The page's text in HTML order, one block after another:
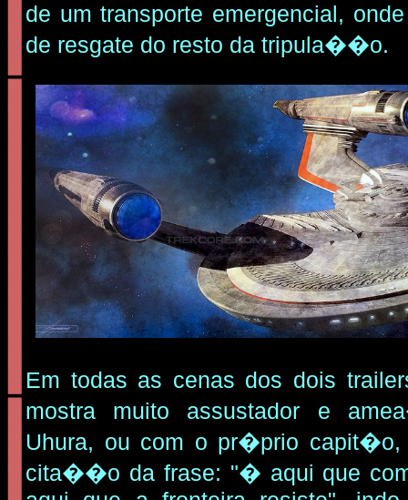
de um transporte emergencial,
de resgate do resto da tripula��o.
Em todas as cenas dos dois
mostra muito assustador e
Uhura, ou com o pr�prio capit�o,
cita��o da frase: "� aqui que